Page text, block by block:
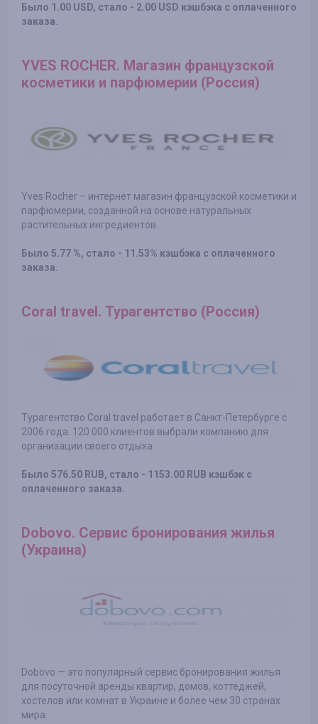
Было 1.00 USD, стало - 2.00 USD кэшбэка с оплаченного
заказа.
YVES ROCHER. Магазин французской
косметики и парфюмерии (Россия)
Yves Rocher – интернет магазин французской косметики и
парфюмерии, созданной на основе натуральных
растительных ингредиентов.
Было 5.77 %, стало - 11.53% кэшбэка с оплаченного
заказа.
Coral travel. Турагентство (Россия)
Турагентство Coral travel работает в Санкт-Петербурге с
2006 года. 120 000 клиентов выбрали компанию для
организации своего отдыха.
Было 576.50 RUB, стало - 1153.00 RUB кэшбэк с
оплаченного заказа.
Dobovo. Сервис бронирования жилья
(Украина)
Dobovo — это популярный сервис бронирования жилья
для посуточной аренды квартир, домов, коттеджей,
хостелов или комнат в Украине и более чем 30 странах
мира.